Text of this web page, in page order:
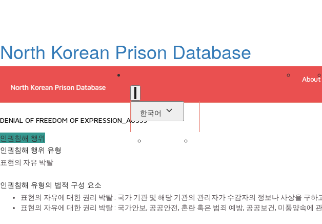
North Korean Prison Database
About
한국어
DENIAL OF FREEDOM OF EXPRESSION_A0593
인권침해 행위
인권침해 행위 유형
표현의 자유 박탈
인권침해 유형의 법적 구성 요소
표현의 자유에 대한 권리 박탈 : 국가 기관 및 해당 기관의 관리자가 수감자의 정보나 사상을 구하
표현의 자유에 대한 권리 박탈 : 국가안보, 공공안전, 혼란 혹은 범죄 예방, 공공보건, 미풍양속에